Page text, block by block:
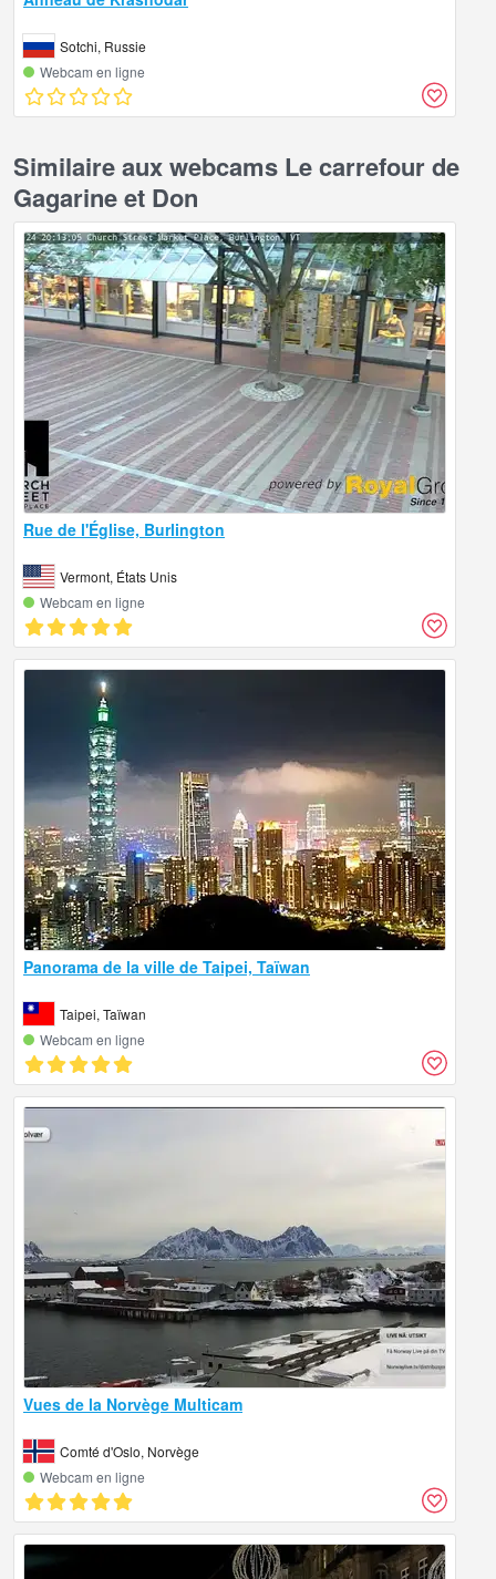
Sotchi, Russie
Webcam en ligne
Similaire aux webcams Le carrefour de
Gagarine et Don
Rue de l'Église, Burlington
Vermont, États Unis
Webcam en ligne
Panorama de la ville de Taipei, Taïwan
Taipei, Taïwan
Webcam en ligne
Vues de la Norvège Multicam
Comté d'Oslo, Norvège
Webcam en ligne